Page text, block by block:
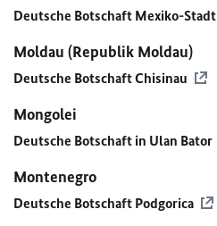
Deutsche Botschaft Mexiko-Stadt
Moldau (Republik Moldau)
Deutsche Botschaft Chisinau
Mongolei
Deutsche Botschaft in Ulan Bator
Montenegro
Deutsche Botschaft Podgorica